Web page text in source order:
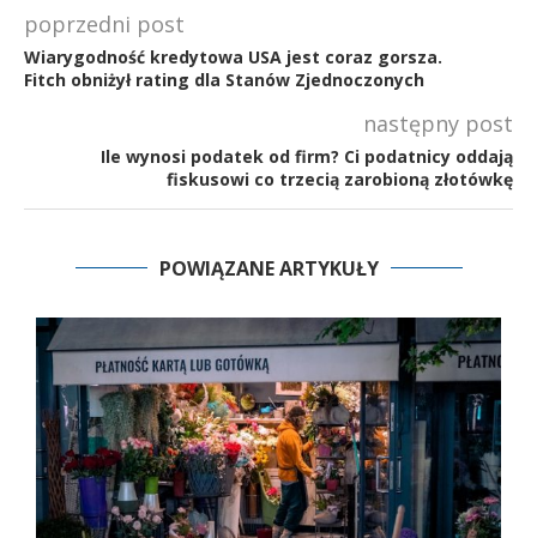
poprzedni post
Wiarygodność kredytowa USA jest coraz gorsza.
Fitch obniżył rating dla Stanów Zjednoczonych
następny post
Ile wynosi podatek od firm? Ci podatnicy oddają
fiskusowi co trzecią zarobioną złotówkę
POWIĄZANE ARTYKUŁY